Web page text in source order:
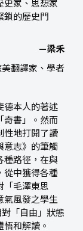
史家、思想家
鎖的歷史門
—梁禾
美翻譯家、學者
德本人的著述
奇書」。然而
性地打開了讀
意志》的筆觸
種路徑，在與
從中獲得各種
「毛澤東思
氣風發之學生
「自由」狀態
和解讀。